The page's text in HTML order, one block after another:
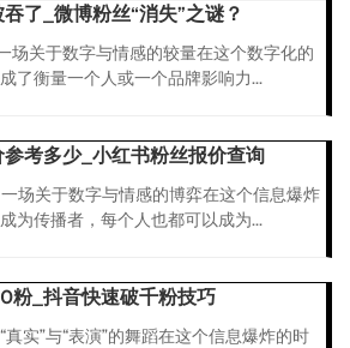
了_微博粉丝“消失”之谜？
场关于数字与情感的较量在这个数字化的
了衡量一个人或一个品牌影响力...
考多少_小红书粉丝报价查询
场关于数字与情感的博弈在这个信息爆炸
为传播者，每个人也都可以成为...
粉_抖音快速破千粉技巧
实”与“表演”的舞蹈在这个信息爆炸的时